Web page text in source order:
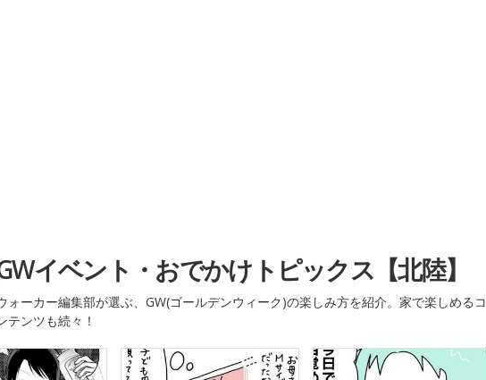
イベント・おでかけトピックス【北陸】
ォーカー編集部が選ぶ、GW(ゴールデンウィーク)の楽しみ方を紹介。家で楽しめるコ
テンツも続々！